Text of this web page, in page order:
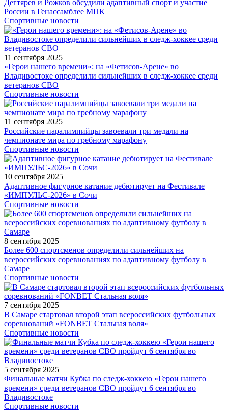
Дегтярев и Рожков обсудили адаптивный спорт и участие
России в Генассамблее МПК
Спортивные новости
11 сентября 2025
«Герои нашего времени»: на «Фетисов-Арене» во
Владивостоке определили сильнейших в следж-хоккее среди
ветеранов СВО
Спортивные новости
11 сентября 2025
Российские паралимпийцы завоевали три медали на
чемпионате мира по гребному марафону
Спортивные новости
10 сентября 2025
Адаптивное фигурное катание дебютирует на Фестивале
«ИМПУЛЬС-2026» в Сочи
Спортивные новости
8 сентября 2025
Более 600 спортсменов определили сильнейших на
всероссийских соревнованиях по адаптивному футболу в
Самаре
Спортивные новости
7 сентября 2025
В Самаре стартовал второй этап всероссийских футбольных
соревнований «FONBET Стальная воля»
Спортивные новости
5 сентября 2025
Финальные матчи Кубка по следж-хоккею «Герои нашего
времени» среди ветеранов СВО пройдут 6 сентября во
Владивостоке
Спортивные новости